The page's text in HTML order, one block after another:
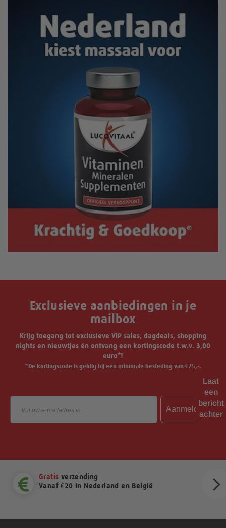
Exclusieve aanbiedingen in je
mailbox
Krijg toegang tot exclusieve VIP sales, dagdeals, shopping
nights en nieuwtjes én ontvang een kortingscode t.w.v. 3,00
euro*!
*De kortingscode is geldig bij een minimale besteding van €25,-.
Email
Aanmelden
Gratis verzending
Vanaf €20 in Nederland en België
Laat
een
bericht
achter